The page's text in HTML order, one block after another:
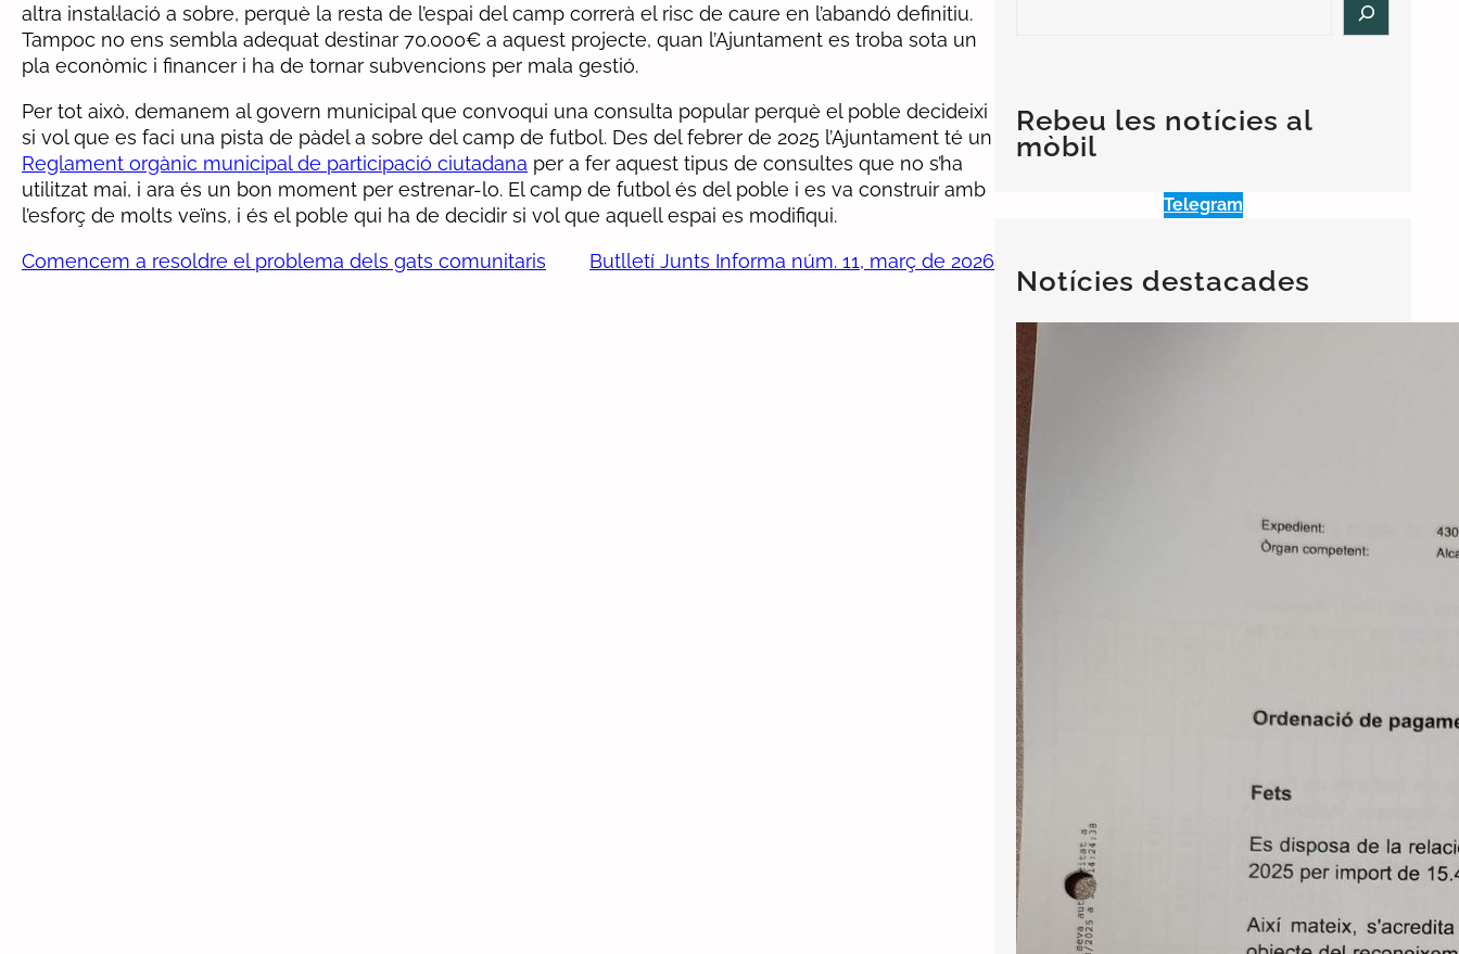
altra instal·lació a sobre, perquè la resta de l’espai del camp correrà el risc de caure en l’abandó definitiu.
Tampoc no ens sembla adequat destinar 70.000€ a aquest projecte, quan l’Ajuntament es troba sota un
pla econòmic i financer i ha de tornar subvencions per mala gestió.
Per tot això, demanem al govern municipal que convoqui una consulta popular perquè el poble decideixi
si vol que es faci una pista de pàdel a sobre del camp de futbol. Des del febrer de 2025 l’Ajuntament té un
Reglament orgànic municipal de participació ciutadana per a fer aquest tipus de consultes que no s’ha
utilitzat mai, i ara és un bon moment per estrenar-lo. El camp de futbol és del poble i es va construir amb
l’esforç de molts veïns, i és el poble qui ha de decidir si vol que aquell espai es modifiqui.
Comencem a resoldre el problema dels gats comunitaris
Butlletí Junts Informa núm. 11, març de 2026
c
hRebeu les notícies al
mòbil
Telegram
Notícies destacades
aprovats des de l’abril de 2023, per
facilitar-ne la consulta. Si us interessa